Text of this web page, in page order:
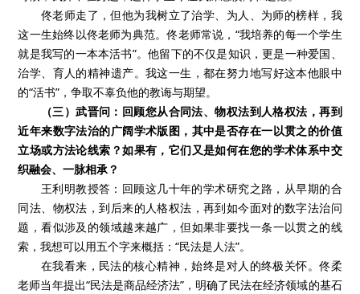
佟老师走了，但他为我树立了治学、为人、为师的榜样，我
这一生始终以佟老师为典范。佟老师常说，“我培养的每一个学生
就是我写的一本本活书”。他留下的不仅是知识，更是一种爱国、
治学、育人的精神遗产。我这一生，都在努力地写好这本他眼中
的“活书”，争取不辜负他的教诲与期望。
（三）武晋问：回顾您从合同法、物权法到人格权法，再到
近年来数字法治的广阔学术版图，其中是否存在一以贯之的价值
立场或方法论线索？如果有，它们又是如何在您的学术体系中交
织融会、一脉相承？
王利明教授答：回顾这几十年的学术研究之路，从早期的合
同法、物权法，到后来的人格权法，再到如今面对的数字法治问
题，看似涉及的领域越来越广，但如果非要找一条一以贯之的线
索，我想可以用五个字来概括：“民法是人法”。
在我看来，民法的核心精神，始终是对人的终极关怀。佟柔
老师当年提出“民法是商品经济法”，明确了民法在经济领域的基石